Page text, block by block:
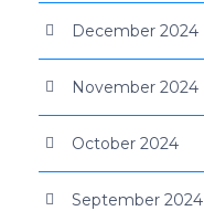
December 2024
November 2024
October 2024
September 2024